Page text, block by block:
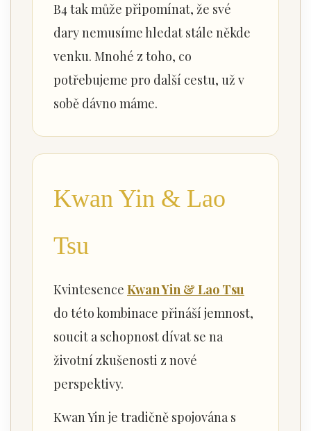
B4 tak může připomínat, že své
dary nemusíme hledat stále někde
venku. Mnohé z toho, co
potřebujeme pro další cestu, už v
sobě dávno máme.
Kwan Yin & Lao
Tsu
Kvintesence Kwan Yin & Lao Tsu
do této kombinace přináší jemnost,
soucit a schopnost dívat se na
životní zkušenosti z nové
perspektivy.
Kwan Yin je tradičně spojována s